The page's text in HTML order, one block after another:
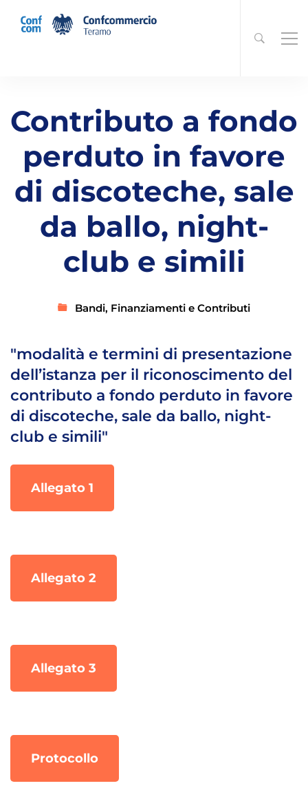
Contributo a fondo
perduto in favore
di discoteche, sale
da ballo, night-
club e simili
Bandi, Finanziamenti e Contributi
"modalità e termini di presentazione
dell’istanza per il riconoscimento del
contributo a fondo perduto in favore
di discoteche, sale da ballo, night-
club e simili"
Allegato 1
Allegato 2
Allegato 3
Protocollo